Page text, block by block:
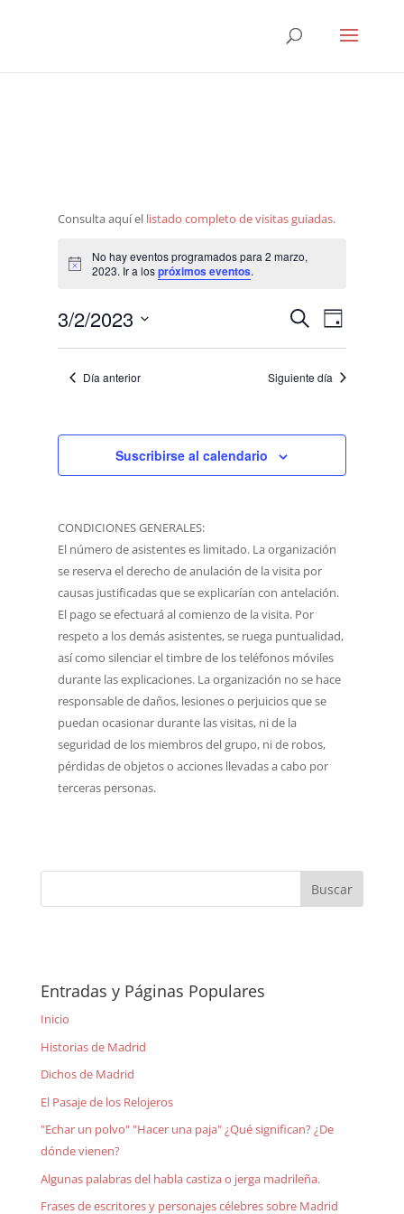
Consulta aquí el listado completo de visitas guiadas.
Aviso
No hay eventos programados para 2 marzo,
2023. Ir a lospróximos eventos.
de
y
de
Eventos
Buscar
de
vistas
de
Día
3/2/2023
Día anterior Siguiente día
Suscribirse al calendario
CONDICIONES GENERALES:
El número de asistentes es limitado. La organización
se reserva el derecho de anulación de la visita por
causas justificadas que se explicarían con antelación.
El pago se efectuará al comienzo de la visita. Por
respeto a los demás asistentes, se ruega puntualidad,
así como silenciar el timbre de los teléfonos móviles
durante las explicaciones. La organización no se hace
responsable de daños, lesiones o perjuicios que se
puedan ocasionar durante las visitas, ni de la
seguridad de los miembros del grupo, ni de robos,
pérdidas de objetos o acciones llevadas a cabo por
terceras personas.
Entradas y Páginas Populares
Inicio
Historias de Madrid
Dichos de Madrid
El Pasaje de los Relojeros
"Echar un polvo" "Hacer una paja" ¿Qué significan? ¿De
dónde vienen?
Algunas palabras del habla castiza o jerga madrileña.
Frases de escritores y personajes célebres sobre Madrid